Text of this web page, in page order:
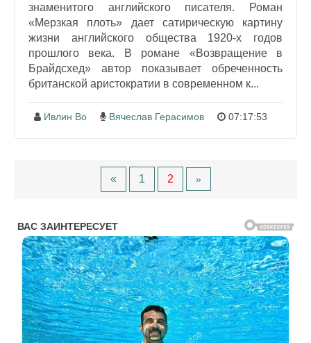
знаменитого английского писателя. Роман
«Мерзкая плоть» дает сатирическую картину
жизни английского общества 1920-х годов
прошлого века. В романе «Возвращение в
Брайдсхед» автор показывает обреченность
британской аристократии в современном к...
Ивлин Во Вячеслав Герасимов 07:17:53
« 1 2 »